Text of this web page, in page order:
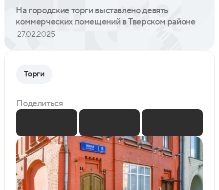
На городские торги выставлено девять
коммерческих помещений в Тверском районе
27.02.2025
Торги
Поделиться